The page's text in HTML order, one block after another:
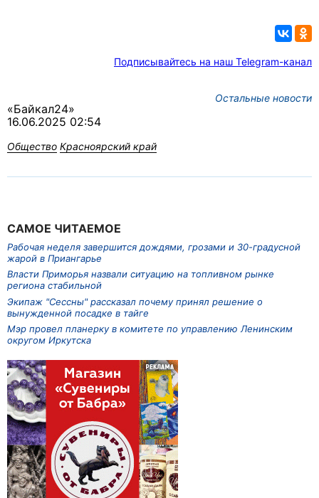
Подписывайтесь на наш Telegram-канал
Остальные новости
«Байкал24»
16.06.2025 02:54
Общество Красноярский край
САМОЕ ЧИТАЕМОЕ
Рабочая неделя завершится дождями, грозами и 30-градусной
жарой в Приангарье
Власти Приморья назвали ситуацию на топливном рынке
региона стабильной
Экипаж "Сессны" рассказал почему принял решение о
вынужденной посадке в тайге
Мэр провел планерку в комитете по управлению Ленинским
округом Иркутска